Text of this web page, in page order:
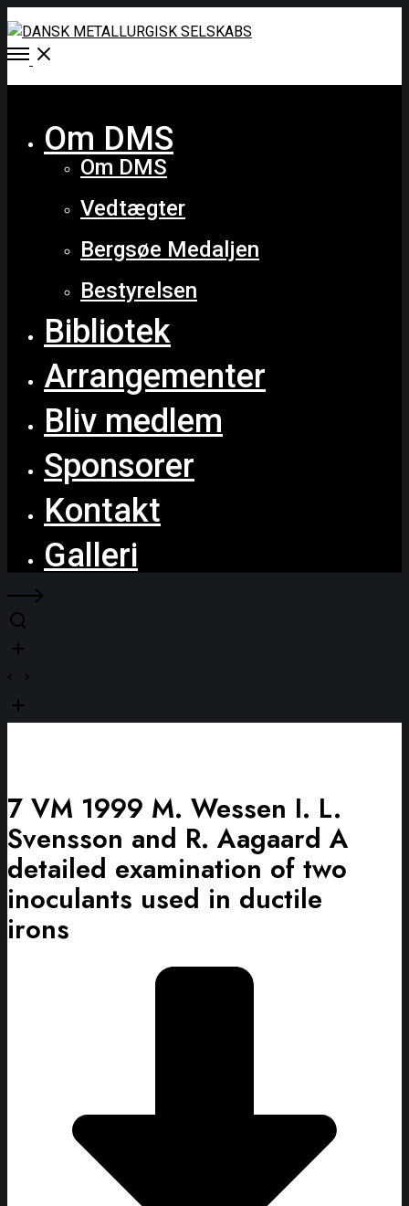
Open
Om DMS
Om DMS
Vedtægter
Bergsøe Medaljen
Bestyrelsen
Bibliotek
Arrangementer
Bliv medlem
Sponsorer
Kontakt
Galleri
7 VM 1999 M. Wessen I. L.
Svensson and R. Aagaard A
detailed examination of two
inoculants used in ductile
irons